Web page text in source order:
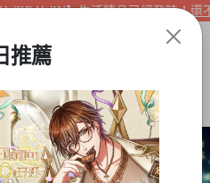
】生活精品已經登陸！還不
推薦